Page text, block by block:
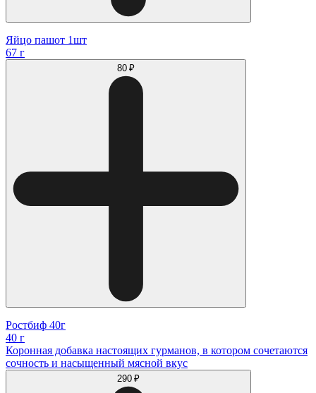
Яйцо пашот 1шт
67 г
80 ₽
Ростбиф 40г
40 г
Коронная добавка настоящих гурманов, в котором сочетаются
сочность и насыщенный мясной вкус
290 ₽